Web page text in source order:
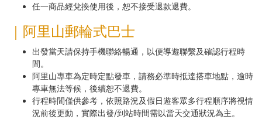
任一商品經兌換使用後，恕不接受退款退費。
｜阿里山郵輪式巴士
出發當天請保持手機聯絡暢通，以便導遊聯繫及確認行程時
間。
阿里山專車為定時定點發車，請務必準時抵達搭車地點，逾時
專車無法等候，後續恕不退費。
行程時間僅供參考，依照路況及假日遊客眾多行程順序將視情
況前後更動，實際出發/到站時間需以當天交通狀況為主。